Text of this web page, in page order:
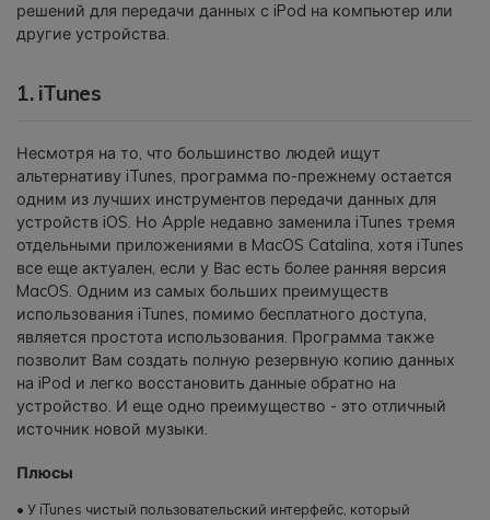
Приложение MobileTrans
решений для передачи данных с iPod на компьютер или
другие устройства.
1. iTunes
Несмотря на то, что большинство людей ищут
альтернативу iTunes, программа по-прежнему остается
одним из лучших инструментов передачи данных для
устройств iOS. Но Apple недавно заменила iTunes тремя
отдельными приложениями в MacOS Catalina, хотя iTunes
все еще актуален, если у Вас есть более ранняя версия
MacOS. Одним из самых больших преимуществ
использования iTunes, помимо бесплатного доступа,
является простота использования. Программа также
позволит Вам создать полную резервную копию данных
на iPod и легко восстановить данные обратно на
устройство. И еще одно преимущество - это отличный
источник новой музыки.
Плюсы
• У iTunes чистый пользовательский интерфейс, который